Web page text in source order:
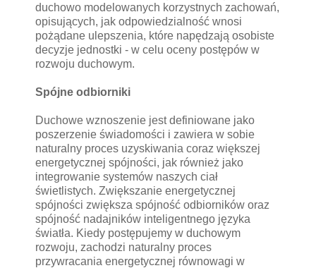
duchowo modelowanych korzystnych zachowań,
opisujących, jak odpowiedzialność wnosi
pożądane ulepszenia, które napędzają osobiste
decyzje jednostki - w celu oceny postępów w
rozwoju duchowym.
Spójne odbiorniki
Duchowe wznoszenie jest definiowane jako
poszerzenie świadomości i zawiera w sobie
naturalny proces uzyskiwania coraz większej
energetycznej spójności, jak również jako
integrowanie systemów naszych ciał
świetlistych. Zwiększanie energetycznej
spójności zwiększa spójność odbiorników oraz
spójność nadajników inteligentnego języka
światła. Kiedy postępujemy w duchowym
rozwoju, zachodzi naturalny proces
przywracania energetycznej równowagi w